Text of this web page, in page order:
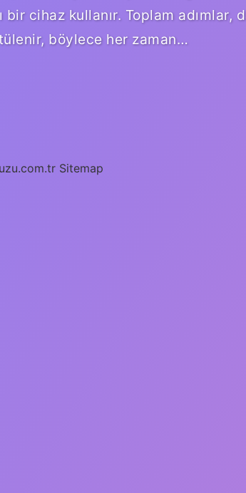
cihaz kullanır. Toplam adımlar,
böylece her zaman…
Sitemap